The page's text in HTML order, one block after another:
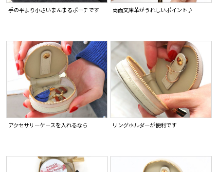
手の平より小さいまんまるポーチです 両面文庫革がうれしいポイント♪
アクセサリーケースを入れるなら リングホルダーが便利です